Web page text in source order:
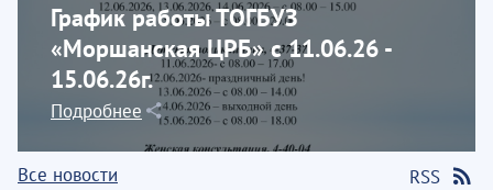
График работы ТОГБУЗ
«Моршанская ЦРБ» с 11.06.26 -
15.06.26г.
Подробнее
Все новости
RSS